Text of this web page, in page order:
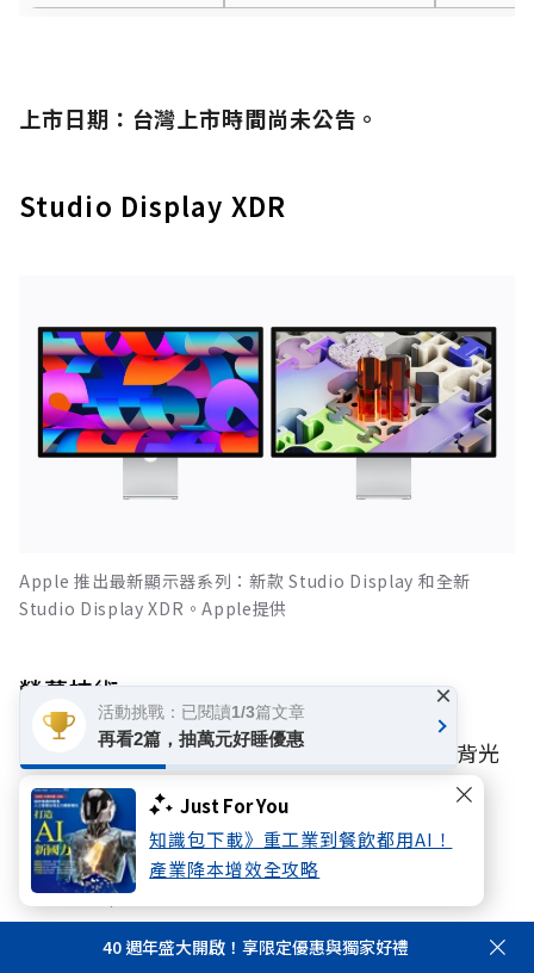
Just For You
知識包下載》重工業到餐飲都用AI！
產業降本增效全攻略
上市日期： 台灣上市時間尚未公告。
Studio Display XDR
Apple 推出最新顯示器系列：新款 Studio Display 和全新
Studio Display XDR。Apple提供
螢幕技術
面板：27吋5K Retina XDR，搭載mini-LED背光
技術。
亮度與更新率：峰值亮度達2000尼特；支援
120HzProMotion自適應更新頻率（47Hz至
120Hz）。
色彩：支援P3與Adobe RGB廣色域、1000000:1
40 週年盛大開啟！享限定優惠與獨家好禮
活動挑戰：已閱讀1/3篇文章
再看2篇，抽萬元好睡優惠
×